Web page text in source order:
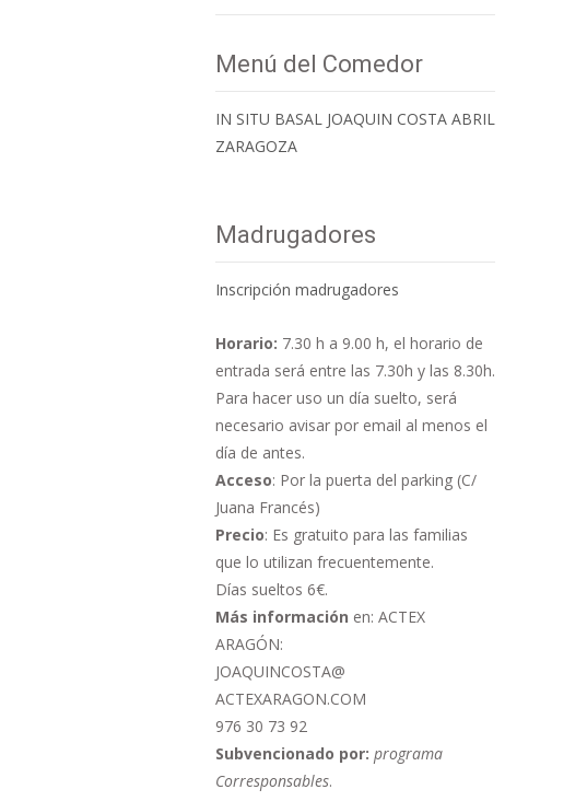
Menú del Comedor
IN SITU BASAL JOAQUIN COSTA ABRIL
ZARAGOZA
Madrugadores
Inscripción madrugadores
Horario: 7.30 h a 9.00 h, el horario de
entrada será entre las 7.30h y las 8.30h.
Para hacer uso un día suelto, será
necesario avisar por email al menos el
día de antes.
Acceso: Por la puerta del parking (C/
Juana Francés)
Precio: Es gratuito para las familias
que lo utilizan frecuentemente.
Días sueltos 6€.
Más información en: ACTEX
ARAGÓN:
JOAQUINCOSTA@
ACTEXARAGON.COM
976 30 73 92
Subvencionado por: programa
Corresponsables.